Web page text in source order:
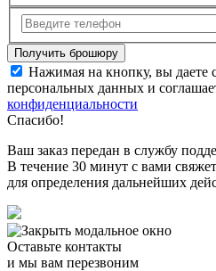
Нажимая на кнопку, вы даете
персональных данных и
конфиденциальности
Спасибо!
Ваш заказ передан в службу
В течение 30 минут с вами
для определения дальнейших
Оставьте контакты
и мы вам перезвоним